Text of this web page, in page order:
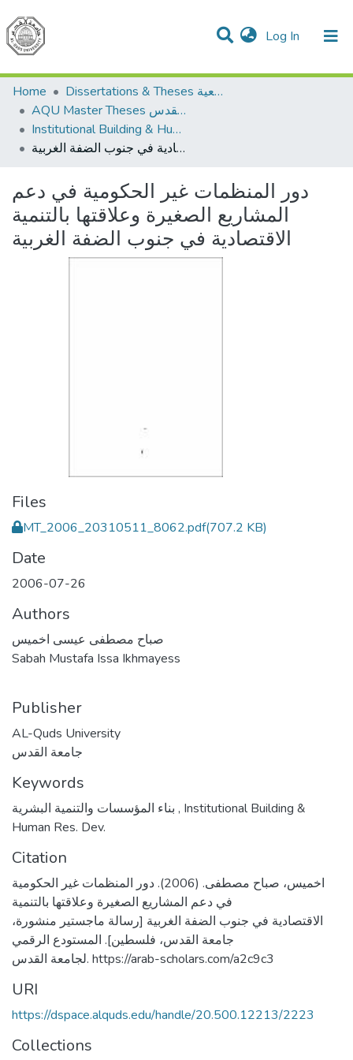
Log In (current)
Communities & Collections
All of DSpace
Home
Dissertations & Theses الرسائل الجامعية
AQU Master Theses الرسائل الجامعية الخاصة بجامعة القدس
Institutional Building & Human Res. Dev. بناء مؤسسات وتنمية موارد بشرية
دور المنظمات غير الحكومية في دعم المشاريع الصغيرة وعلاقتها بالتنمية الاقتصادية في جنوب الضفة الغربية
دور المنظمات غير الحكومية في دعم
المشاريع الصغيرة وعلاقتها بالتنمية
الاقتصادية في جنوب الضفة الغربية
Files
MT_2006_20310511_8062.pdf(707.2 KB)
Date
2006-07-26
Authors
صباح مصطفى عيسى اخميس
Sabah Mustafa Issa Ikhmayess
Publisher
AL-Quds University
جامعة القدس
Keywords
, Institutional Building &
Human Res. Dev.
Citation
اخميس، صباح مصطفى. (2006). دور المنظمات غير الحكومية
في دعم المشاريع الصغيرة وعلاقتها بالتنمية
الاقتصادية في جنوب الضفة الغربية [رسالة ماجستير منشورة،
جامعة القدس، فلسطين]. المستودع الرقمي
لجامعة القدس. https://arab-scholars.com/a2c9c3
URI
https://dspace.alquds.edu/handle/20.500.12213/2223
Collections